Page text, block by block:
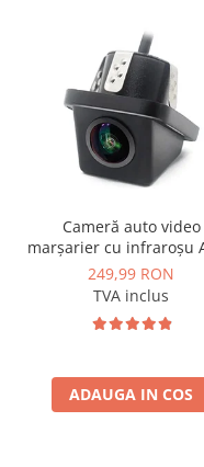
Cameră auto video
marșarier cu infraroșu
rezoluție 1920x1080P,
deschis 155° - AD-
249,99 RON
TVA inclus
ADAUGA IN COS